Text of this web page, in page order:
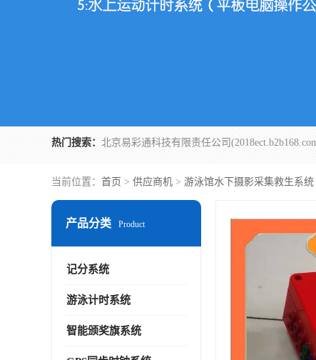
热门搜索：
当前位置： 首页 > 供应商机 > 游泳馆水下摄影采集救生系统
产品分类 Product
记分系统
游泳计时系统
智能颁奖旗系统